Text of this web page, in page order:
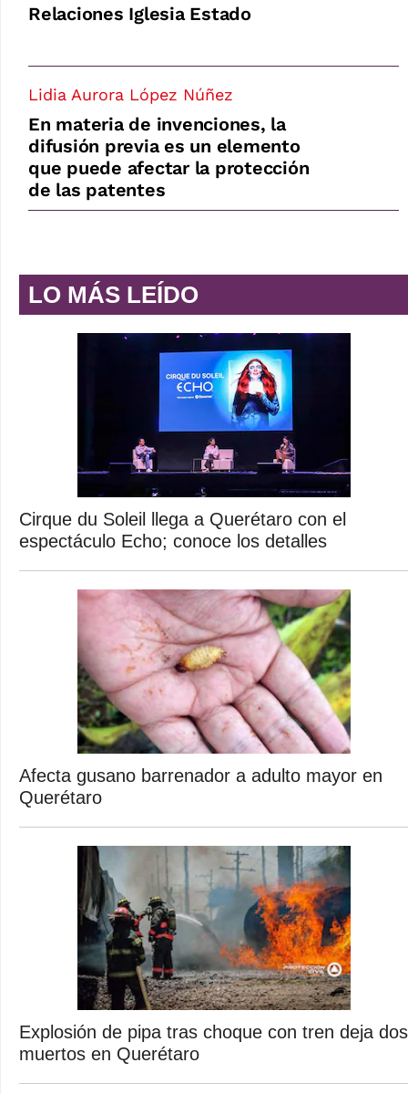
Relaciones Iglesia Estado
Lidia Aurora López Núñez
En materia de invenciones, la
difusión previa es un elemento
que puede afectar la protección
de las patentes
LO MÁS LEÍDO
Cirque du Soleil llega a Querétaro con el
espectáculo Echo; conoce los detalles
Afecta gusano barrenador a adulto mayor en
Querétaro
Explosión de pipa tras choque con tren deja dos
muertos en Querétaro